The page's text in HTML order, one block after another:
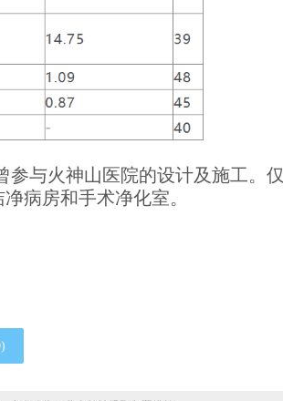
参与火神山医院的设计及施工。
病房和手术净化室。
)